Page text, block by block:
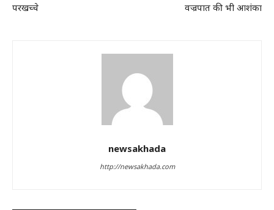
परखच्चे
वज्रपात की भी आशंका
newsakhada
http://newsakhada.com